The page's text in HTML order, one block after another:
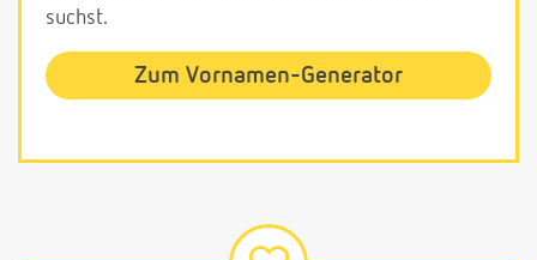
suchst.
Zum Vornamen-Generator